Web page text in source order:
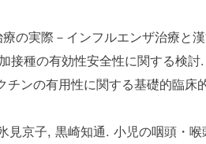
の実際－インフルエンザ治療と
接種の有効性安全性に関する検
ンの有用性に関する基礎的臨
京子, 黒崎知通. 小児の咽頭・